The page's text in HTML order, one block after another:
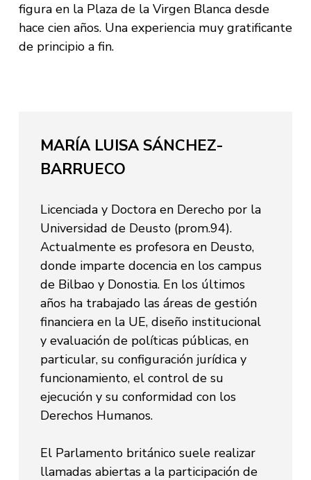
figura en la Plaza de la Virgen Blanca desde
hace cien años. Una experiencia muy gratificante
de principio a fin.
MARÍA LUISA SÁNCHEZ-
BARRUECO
Licenciada y Doctora en Derecho por la
Universidad de Deusto (prom.94).
Actualmente es profesora en Deusto,
donde imparte docencia en los campus
de Bilbao y Donostia. En los últimos
años ha trabajado las áreas de gestión
financiera en la UE, diseño institucional
y evaluación de políticas públicas, en
particular, su configuración jurídica y
funcionamiento, el control de su
ejecución y su conformidad con los
Derechos Humanos.
El Parlamento británico suele realizar
llamadas abiertas a la participación de